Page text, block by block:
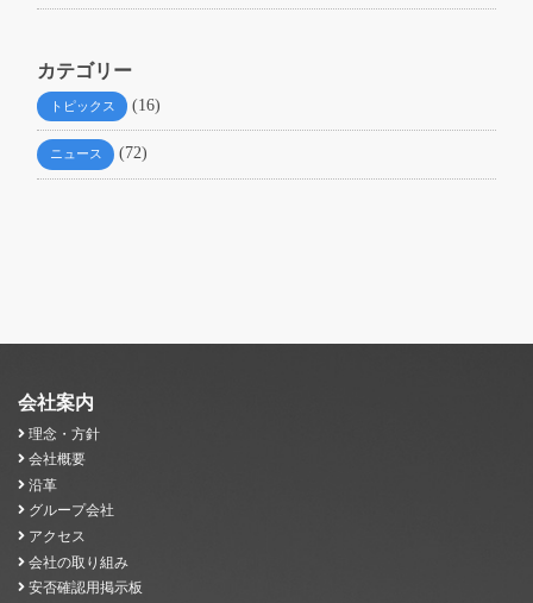
カテゴリー
トピックス (16)
ニュース (72)
会社案内
理念・方針
会社概要
沿革
グループ会社
アクセス
会社の取り組み
安否確認用掲示板